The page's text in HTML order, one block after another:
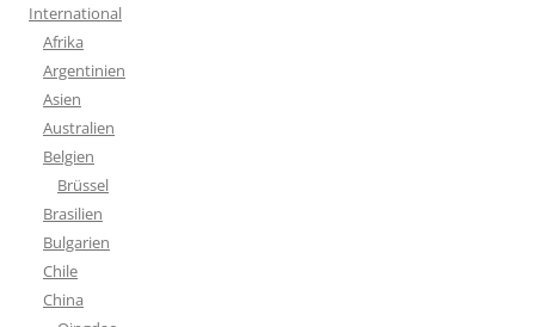
International
Afrika
Argentinien
Asien
Australien
Belgien
Brüssel
Brasilien
Bulgarien
Chile
China